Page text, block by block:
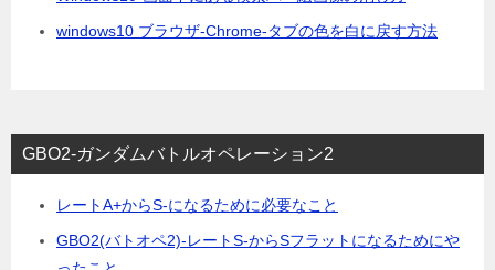
windows10 ブラウザ-Chrome-タブの色を白に戻す方法
GBO2-ガンダムバトルオペレーション2
レートA+からS-になるために必要なこと
GBO2(バトオペ2)-レートS-からSフラットになるためにや